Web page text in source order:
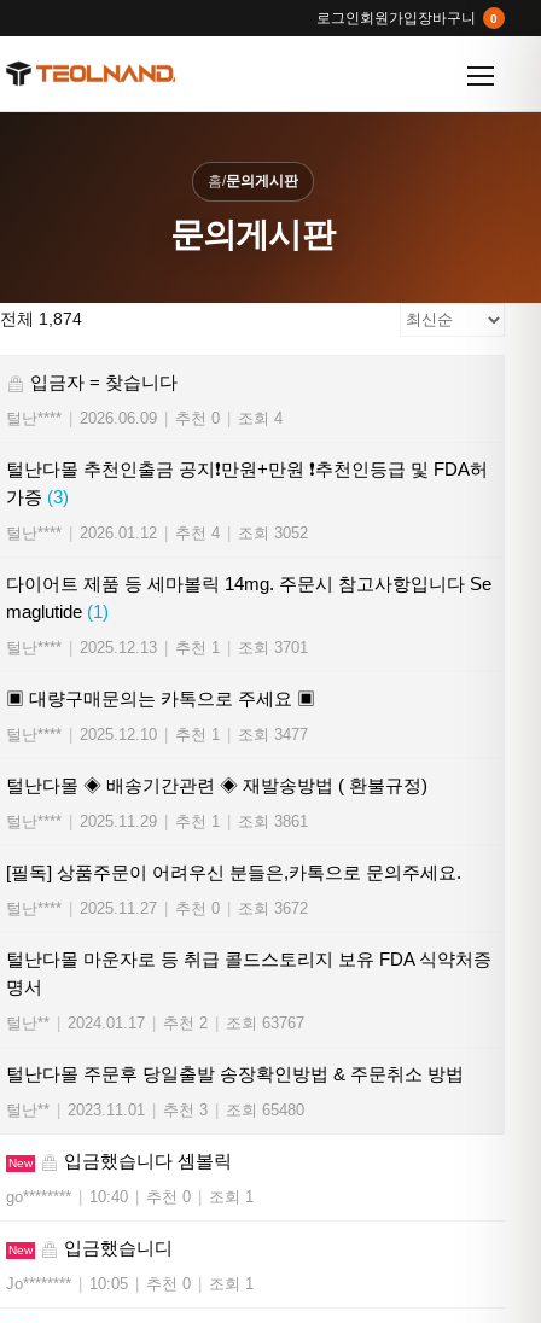
로그인회원가입장바구니 0
홈/문의게시판
문의게시판
전체 1,874
입금자 = 찾습니다
털난**** 2026.06.09 추천 0 조회 4
털난다몰 추천인출금 공지❗만원+만원 ❗추천인등급 및 FDA허
가증 (3)
털난**** 2026.01.12 추천 4 조회 3052
다이어트 제품 등 세마볼릭 14mg. 주문시 참고사항입니다 Se
maglutide (1)
털난**** 2025.12.13 추천 1 조회 3701
▣ 대량구매문의는 카톡으로 주세요 ▣
털난**** 2025.12.10 추천 1 조회 3477
털난다몰 ◈ 배송기간관련 ◈ 재발송방법 ( 환불규정)
털난**** 2025.11.29 추천 1 조회 3861
[필독] 상품주문이 어려우신 분들은,카톡으로 문의주세요.
털난**** 2025.11.27 추천 0 조회 3672
털난다몰 마운자로 등 취급 콜드스토리지 보유 FDA 식약처증
명서
털난** 2024.01.17 추천 2 조회 63767
털난다몰 주문후 당일출발 송장확인방법 & 주문취소 방법
털난** 2023.11.01 추천 3 조회 65480
New 입금했습니다 셈볼릭
go******** 10:40 추천 0 조회 1
New 입금했습니디
Jo******** 10:05 추천 0 조회 1